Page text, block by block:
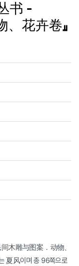
书 -
花卉卷』
木雕与图案．动物、
夏风이며 총 96쪽으로